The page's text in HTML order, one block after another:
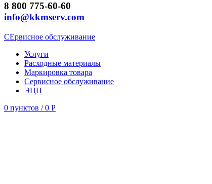
8 800 775-60-60
info@kkmserv.com
СЕрвисное обслуживание
Услуги
Расходные материалы
Маркировка товара
Сервисное обслуживание
ЭЦП
0 пунктов / 0 Р